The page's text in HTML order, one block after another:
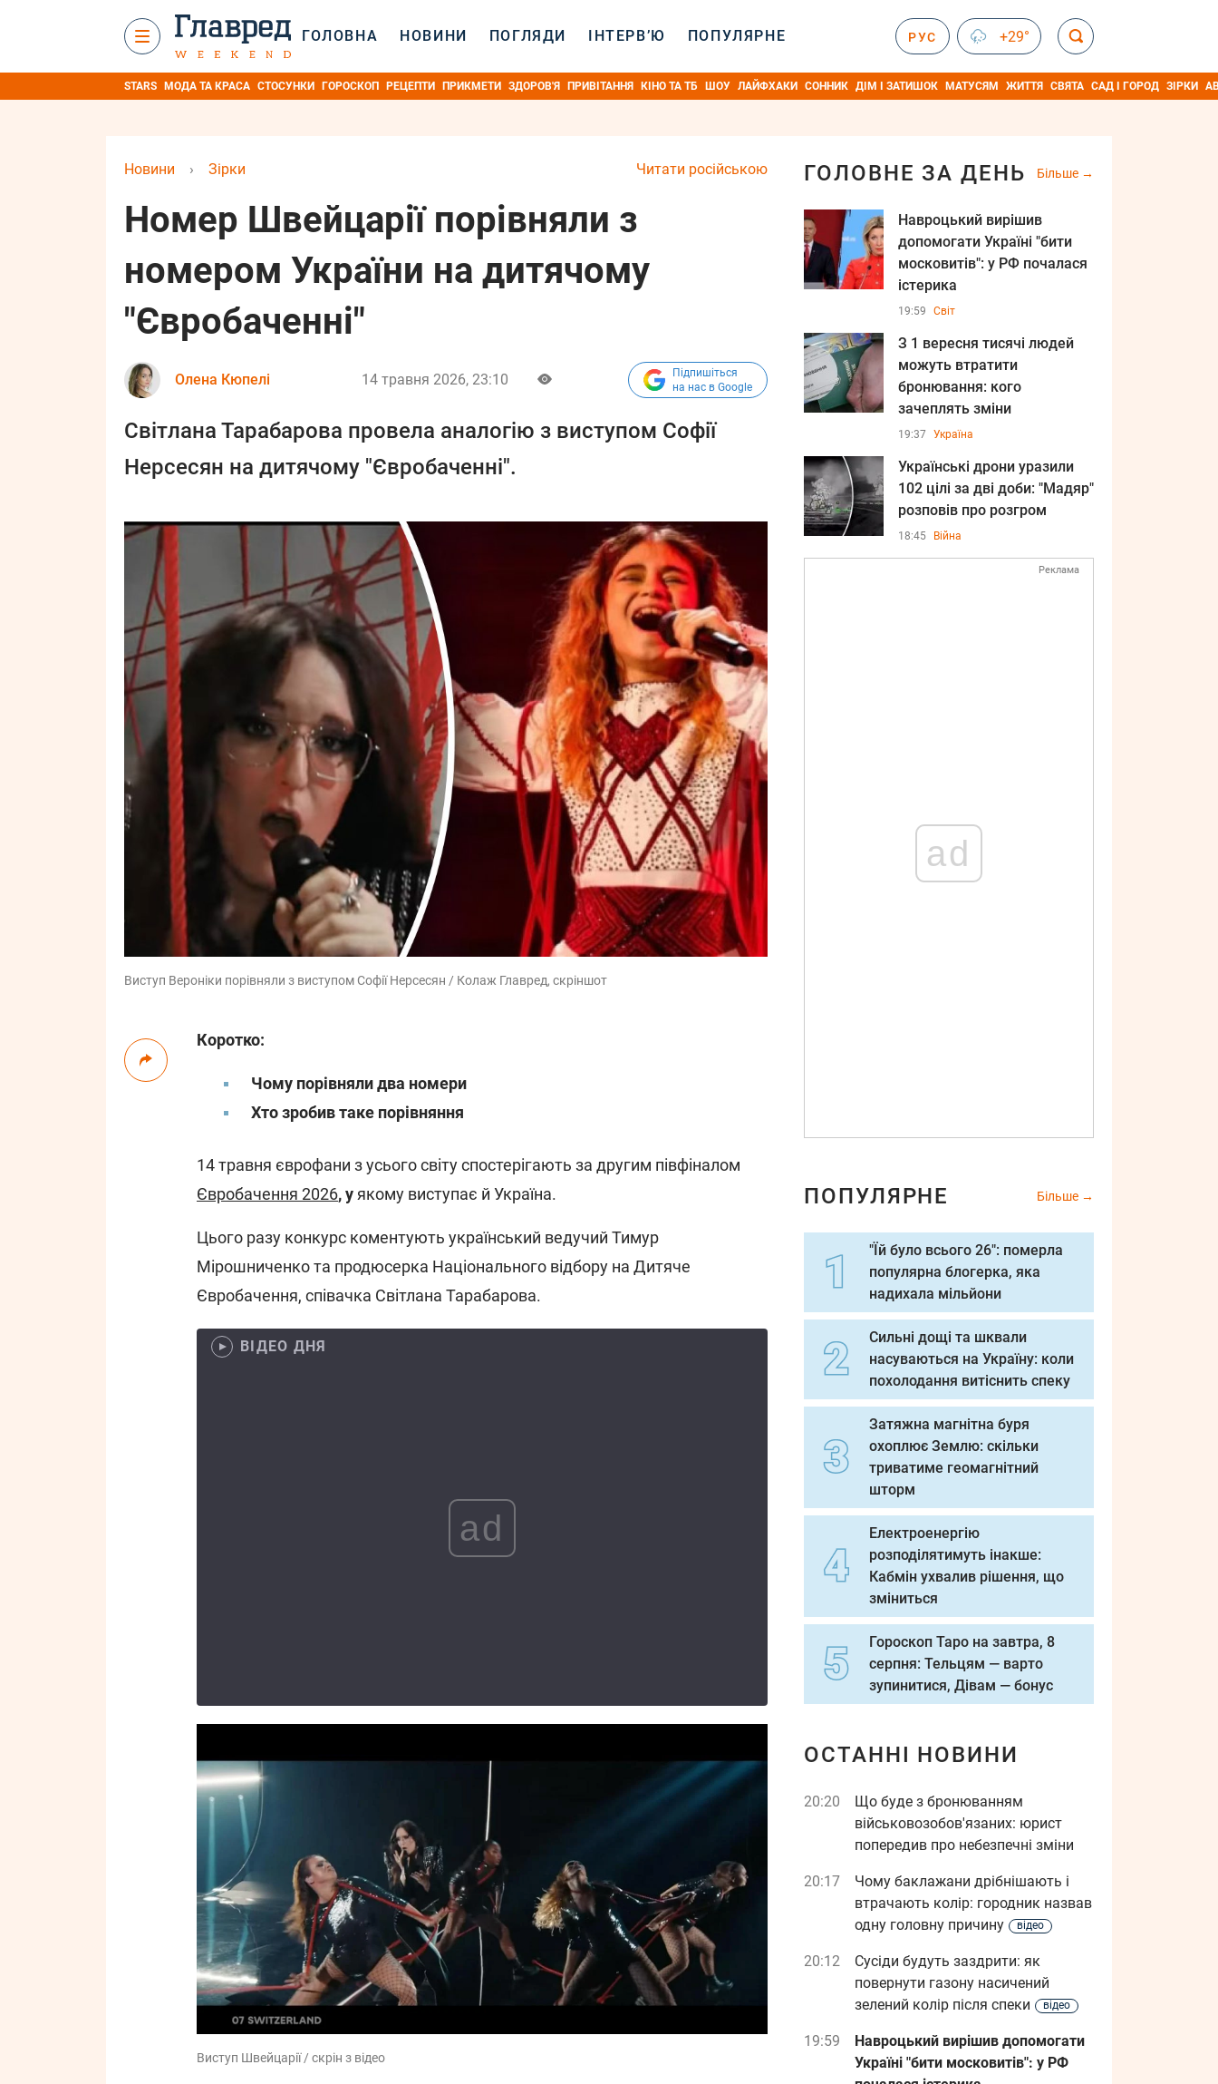
ГОЛОВНА НОВИНИ ПОГЛЯДИ ІНТЕРВ’Ю ПОПУЛЯРНЕ РУС +29°
STARS МОДА ТА КРАСА СТОСУНКИ ГОРОСКОП РЕЦЕПТИ ПРИКМЕТИ ЗДОРОВ'Я ПРИВІТАННЯ КІНО ТА ТБ ШОУ ЛАЙФХАКИ СОННИК ДІМ І ЗАТИШОК МАТУСЯМ ЖИТТЯ СВЯТА САД І ГОРОД ЗІРКИ
Читати російською
Новини › Зірки
Номер Швейцарії порівняли з
номером України на дитячому
"Євробаченні"
Олена Кюпелі 14 травня 2026, 23:10
Підпишіться
на нас в Google
Світлана Тарабарова провела аналогію з виступом Софії
Нерсесян на дитячому "Євробаченні".
Виступ Вероніки порівняли з виступом Софії Нерсесян / Колаж Главред, скріншот
Коротко:
Чому порівняли два номери
Хто зробив таке порівняння
14 травня єврофани з усього світу спостерігають за другим півфіналом
Євробачення 2026, у якому виступає й Україна.
Цього разу конкурс коментують український ведучий Тимур
Мірошниченко та продюсерка Національного відбору на Дитяче
Євробачення, співачка Світлана Тарабарова.
ВІДЕО ДНЯ
ad
Виступ Швейцарії / скрін з відео
ГОЛОВНЕ ЗА ДЕНЬ Більше
Навроцький вирішив
допомогати Україні "бити
московитів": у РФ почалася
істерика
19:59 Світ
З 1 вересня тисячі людей
можуть втратити
бронювання: кого
зачеплять зміни
19:37 Україна
Українські дрони уразили
102 цілі за дві доби: "Мадяр"
розповів про розгром
18:45 Війна
Реклама
ad
ПОПУЛЯРНЕ Більше
"Їй було всього 26": померла
популярна блогерка, яка
надихала мільйони
Сильні дощі та шквали
насуваються на Україну: коли
похолодання витіснить спеку
Затяжна магнітна буря
охоплює Землю: скільки
триватиме геомагнітний
шторм
Електроенергію
розподілятимуть інакше:
Кабмін ухвалив рішення, що
зміниться
Гороскоп Таро на завтра, 8
серпня: Тельцям — варто
зупинитися, Дівам — бонус
ОСТАННІ НОВИНИ
20:20
Що буде з бронюванням
військовозобов'язаних: юрист
попередив про небезпечні зміни
20:17
Чому баклажани дрібнішають і
втрачають колір: городник назвав
одну головну причину
відео
20:12
Сусіди будуть заздрити: як
повернути газону насичений
зелений колір після спеки
відео
19:59
Навроцький вирішив допомогати
Україні "бити московитів": у РФ